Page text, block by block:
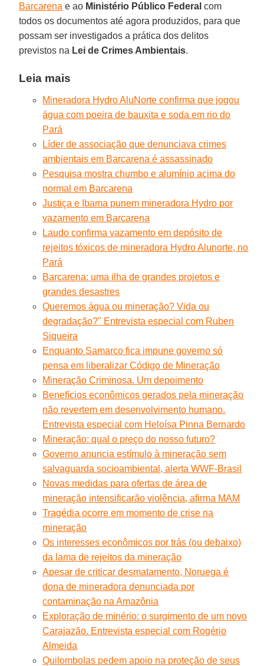
Barcarena e ao Ministério Público Federal com
todos os documentos até agora produzidos, para que
possam ser investigados a prática dos delitos
previstos na Lei de Crimes Ambientais.
Leia mais
Mineradora Hydro AluNorte confirma que jogou
água com poeira de bauxita e soda em rio do
Pará
Líder de associação que denunciava crimes
ambientais em Barcarena é assassinado
Pesquisa mostra chumbo e alumínio acima do
normal em Barcarena
Justiça e Ibama punem mineradora Hydro por
vazamento em Barcarena
Laudo confirma vazamento em depósito de
rejeitos tóxicos de mineradora Hydro Alunorte, no
Pará
Barcarena: uma ilha de grandes projetos e
grandes desastres
Queremos água ou mineração? Vida ou
degradação?" Entrevista especial com Ruben
Siqueira
Enquanto Samarco fica impune governo só
pensa em liberalizar Código de Mineração
Mineração Criminosa. Um depoimento
Benefícios econômicos gerados pela mineração
não revertem em desenvolvimento humano.
Entrevista especial com Heloísa Pinna Bernardo
Mineração: qual o preço do nosso futuro?
Governo anuncia estímulo à mineração sem
salvaguarda socioambiental, alerta WWF-Brasil
Novas medidas para ofertas de área de
mineração intensificarão violência, afirma MAM
Tragédia ocorre em momento de crise na
mineração
Os interesses econômicos por trás (ou debaixo)
da lama de rejeitos da mineração
Apesar de criticar desmatamento, Noruega é
dona de mineradora denunciada por
contaminação na Amazônia
Exploração de minério: o surgimento de um novo
Carajazão. Entrevista especial com Rogério
Almeida
Quilombolas pedem apoio na proteção de seus